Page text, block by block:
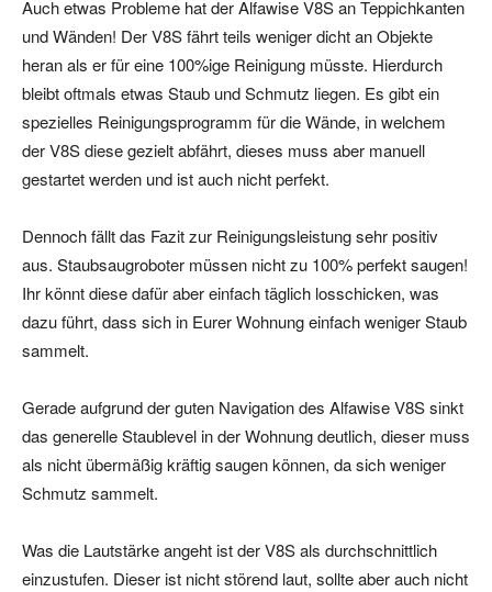
Auch etwas Probleme hat der Alfawise V8S an Teppichkanten
und Wänden! Der V8S fährt teils weniger dicht an Objekte
heran als er für eine 100%ige Reinigung müsste. Hierdurch
bleibt oftmals etwas Staub und Schmutz liegen. Es gibt ein
spezielles Reinigungsprogramm für die Wände, in welchem
der V8S diese gezielt abfährt, dieses muss aber manuell
gestartet werden und ist auch nicht perfekt.
Dennoch fällt das Fazit zur Reinigungsleistung sehr positiv
aus. Staubsaugroboter müssen nicht zu 100% perfekt saugen!
Ihr könnt diese dafür aber einfach täglich losschicken, was
dazu führt, dass sich in Eurer Wohnung einfach weniger Staub
sammelt.
Gerade aufgrund der guten Navigation des Alfawise V8S sinkt
das generelle Staublevel in der Wohnung deutlich, dieser muss
als nicht übermäßig kräftig saugen können, da sich weniger
Schmutz sammelt.
Was die Lautstärke angeht ist der V8S als durchschnittlich
einzustufen. Dieser ist nicht störend laut, sollte aber auch nicht